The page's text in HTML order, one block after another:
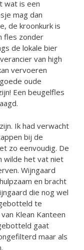
wat is een
mag dan
de kroonkurk is
fles zonder
de lokale bier
van high
vervoeren
oude
Een beugelfles
Ik had verwacht
bij de
zo eenvoudig. De
wilde het vat niet
Wijngaard
en bracht
die nog wel
te
Klean Kanteen
gaat
maar als